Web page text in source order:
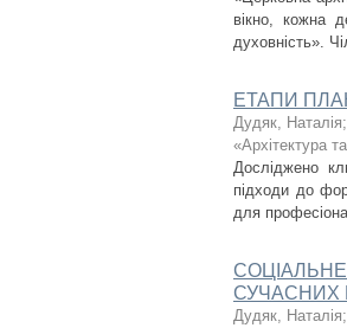
вікно, кожна
духовність».
ЕТАПИ
Дудяк, Наталія;
«Архітектура
Досліджено
підходи до
для
СУЧАСНИХ
Дудяк, Наталія;